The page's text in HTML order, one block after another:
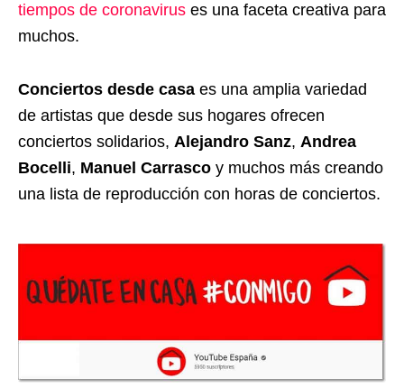
tiempos de coronavirus es una faceta creativa para
muchos.
Conciertos desde casa es una amplia variedad
de artistas que desde sus hogares ofrecen
conciertos solidarios, Alejandro Sanz, Andrea
Bocelli, Manuel Carrasco y muchos más creando
una lista de reproducción con horas de conciertos.